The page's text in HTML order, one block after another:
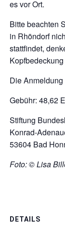
es vor Ort.
Bitte beachten
in Rhöndorf
stattfindet,
Die
Gebühr: 48,62
Stiftung
Konrad-
53604 Bad
Foto: © Lisa
DETAILS